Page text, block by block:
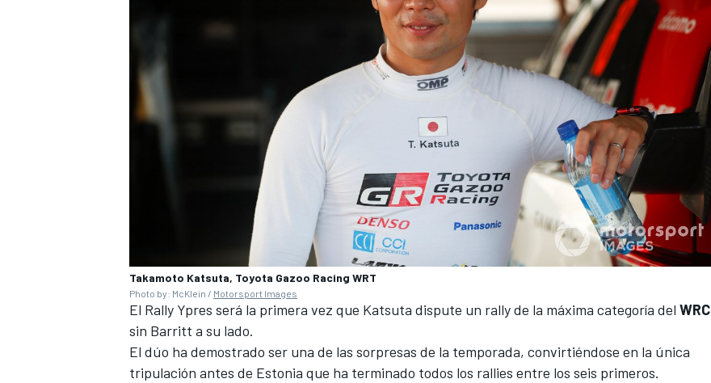
Takamoto Katsuta, Toyota Gazoo Racing WRT
Photo by: McKlein / Motorsport Images
El Rally Ypres será la primera vez que Katsuta dispute un rally de la máxima categoría del WRC
sin Barritt a su lado.
El dúo ha demostrado ser una de las sorpresas de la temporada, convirtiéndose en la única
tripulación antes de Estonia que ha terminado todos los rallies entre los seis primeros.